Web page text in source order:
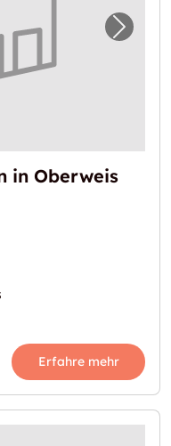
zu vermieten
in Oberweis
Erfahre mehr